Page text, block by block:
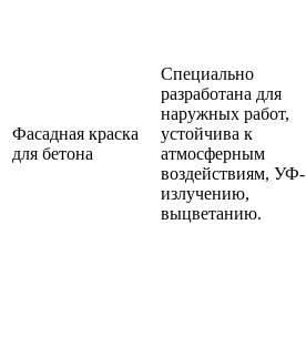
Фасадная краска
для бетона
Специально
разработана для
наружных работ,
устойчива к
атмосферным
воздействиям, УФ-
излучению,
выцветанию.